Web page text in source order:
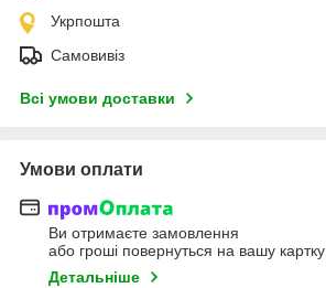
Укрпошта
Самовивіз
Всі умови доставки
Умови оплати
Ви отримаєте замовлення
або гроші повернуться на вашу картку
Детальніше